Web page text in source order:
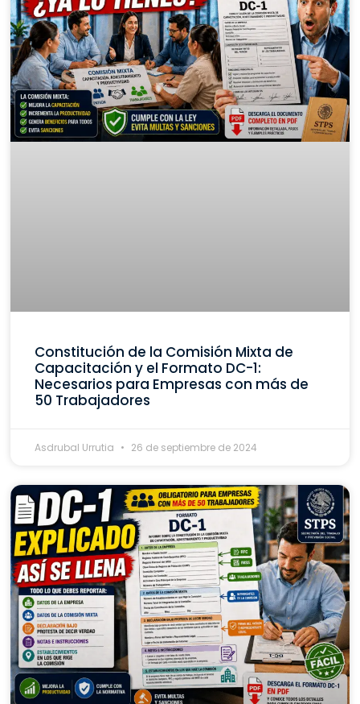
Constitución de la Comisión Mixta de
Capacitación y el Formato DC-1:
Necesarios para Empresas con más de
50 Trabajadores
Asdrubal Urrutia 26 de septiembre de 2024